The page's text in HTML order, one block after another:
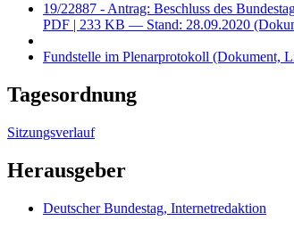
19/22887 - Antrag: Beschluss des
PDF | 233 KB — Stand: 28.09.2020
Fundstelle im Plenarprotokoll (Dokument,
Tagesordnung
Sitzungsverlauf
Herausgeber
Deutscher Bundestag, Internetredaktion